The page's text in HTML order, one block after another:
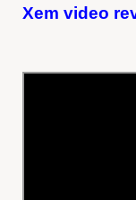
Xem video